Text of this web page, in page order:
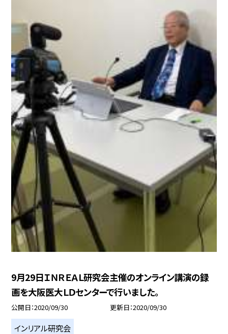
9月29日ＩＮＲＥＡＬ研究会主催のオンライン講演の録
画を大阪医大ＬＤセンターで行いました。
公開日 2020/09/30 更新日 2020/09/30
インリアル研究会